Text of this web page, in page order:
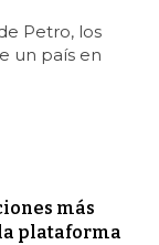
Petro, los
un país en
más
plataforma